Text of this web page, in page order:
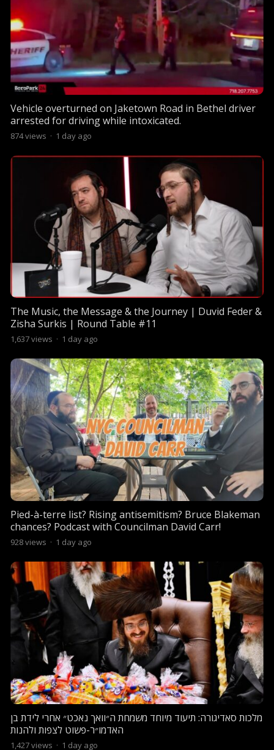
Vehicle overturned on Jaketown Road in Bethel driver
arrested for driving while intoxicated.
874views · 1 day ago
The Music, the Message & the Journey | Duvid Feder &
Zisha Surkis | Round Table #11
1,637views · 1 day ago
Pied-à-terre list? Rising antisemitism? Bruce Blakeman
chances? Podcast with Councilman David Carr!
928views · 1 day ago
מלכות סאדיגורה: תיעוד מיוחד משמחת ה״וואך נאכט״ אחרי לידת בן
האדמו״ר-פשוט לצפות ולהנות
1,427views · 1 day ago